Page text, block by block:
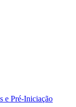
e Pré-Iniciação